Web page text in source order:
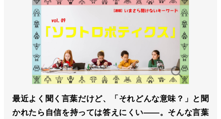
最近よく聞く言葉だけど、「それどんな意味？」と聞
かれたら自信を持っては答えにくい――。そんな言葉